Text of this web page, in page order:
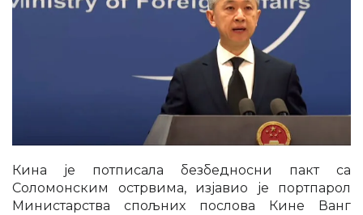
Кина је потписала безбедносни пакт са
Соломонским острвима, изјавио је портпарол
Министарства спољних послова Кине Ванг